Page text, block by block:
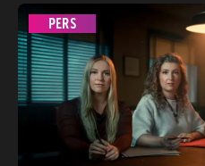
PERS